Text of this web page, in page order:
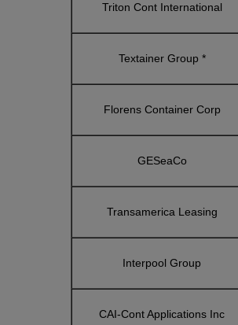
Triton Cont International
Textainer Group *
Florens Container Corp
GESeaCo
Transamerica Leasing
Interpool Group
CAI-Cont Applications Inc